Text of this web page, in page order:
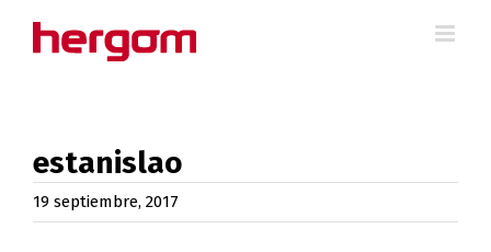
estanislao
19 septiembre, 2017